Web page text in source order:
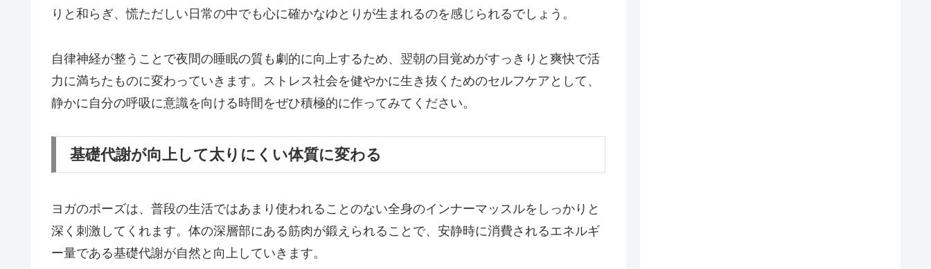
りと和らぎ、慌ただしい日常の中でも心に確かなゆとりが生まれるのを感じられるでしょう。
自律神経が整うことで夜間の睡眠の質も劇的に向上するため、翌朝の目覚めがすっきりと爽快で活
力に満ちたものに変わっていきます。ストレス社会を健やかに生き抜くためのセルフケアとして、
静かに自分の呼吸に意識を向ける時間をぜひ積極的に作ってみてください。
基礎代謝が向上して太りにくい体質に変わる
ヨガのポーズは、普段の生活ではあまり使われることのない全身のインナーマッスルをしっかりと
深く刺激してくれます。体の深層部にある筋肉が鍛えられることで、安静時に消費されるエネルギ
ー量である基礎代謝が自然と向上していきます。